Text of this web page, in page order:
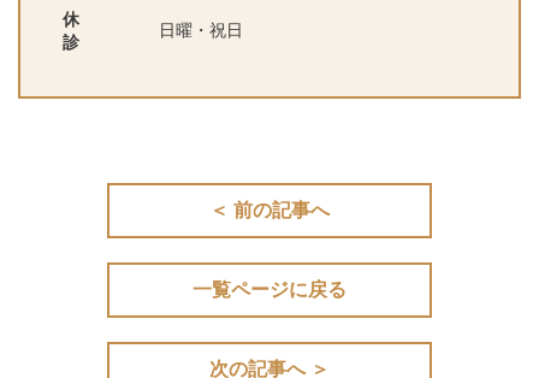
休
診
日曜・祝日
＜ 前の記事へ
一覧ページに戻る
次の記事へ ＞